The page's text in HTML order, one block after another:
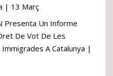
| 13 Març
Presenta Un Informe
De Vot De Les
A Catalunya |